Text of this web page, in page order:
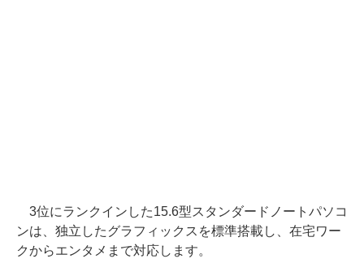
3位にランクインした15.6型スタンダードノートパソコ
ンは、独立したグラフィックスを標準搭載し、在宅ワー
クからエンタメまで対応します。